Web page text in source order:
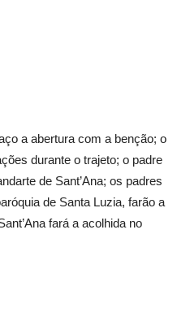
a abertura com a benção; o
durante o trajeto; o padre
de Sant’Ana; os padres
de Santa Luzia, farão a
fará a acolhida no